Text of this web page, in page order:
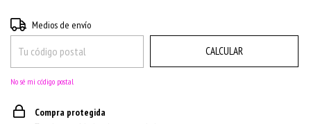
Entregas para el CP:
Medios de envío
CALCULAR
No sé mi código postal
Compra protegida